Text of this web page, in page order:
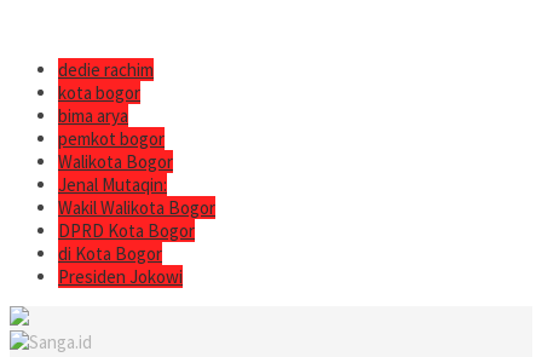
dedie rachim
kota bogor
bima arya
pemkot bogor
Walikota Bogor
Jenal Mutaqin:
Wakil Walikota Bogor
DPRD Kota Bogor
di Kota Bogor
Presiden Jokowi